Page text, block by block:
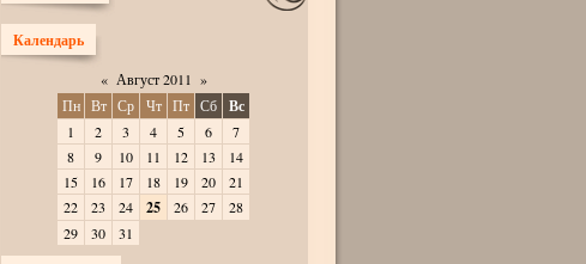
Календарь
« Август 2011 »
Пн Вт Ср Чт Пт Сб Вс
1 2 3 4 5 6
7
8
9 10 11 12 13
14
15
16 17 18 19 20
21
22
23 24 25 26 27
28
29
30 31